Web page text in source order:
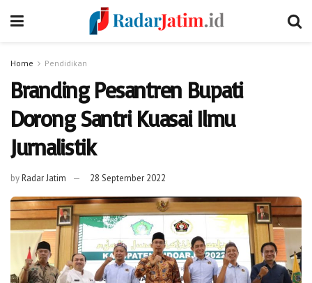
Home Pendidikan
Branding Pesantren Bupati
Dorong Santri Kuasai Ilmu
Jurnalistik
byRadar Jatim 28 September 2022